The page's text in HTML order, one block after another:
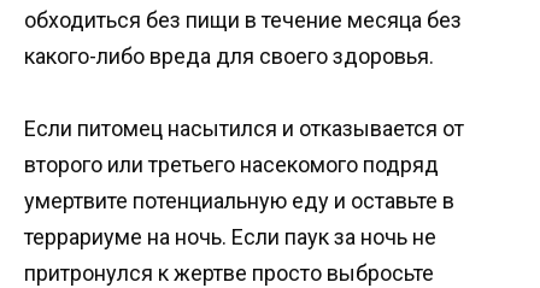
обходиться без пищи в течение месяца без
какого-либо вреда для своего здоровья.
Если питомец насытился и отказывается от
второго или третьего насекомого подряд
умертвите потенциальную еду и оставьте в
террариуме на ночь. Если паук за ночь не
притронулся к жертве просто выбросьте